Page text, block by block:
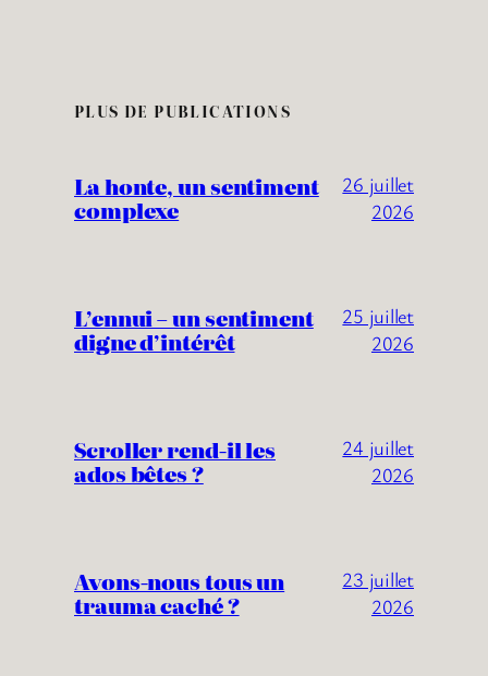
PLUS DE PUBLICATIONS
La honte, un sentiment
complexe
26 juillet
2026
L’ennui – un sentiment
digne d’intérêt
25 juillet
2026
Scroller rend-il les
ados bêtes ?
24 juillet
2026
Avons-nous tous un
trauma caché ?
23 juillet
2026